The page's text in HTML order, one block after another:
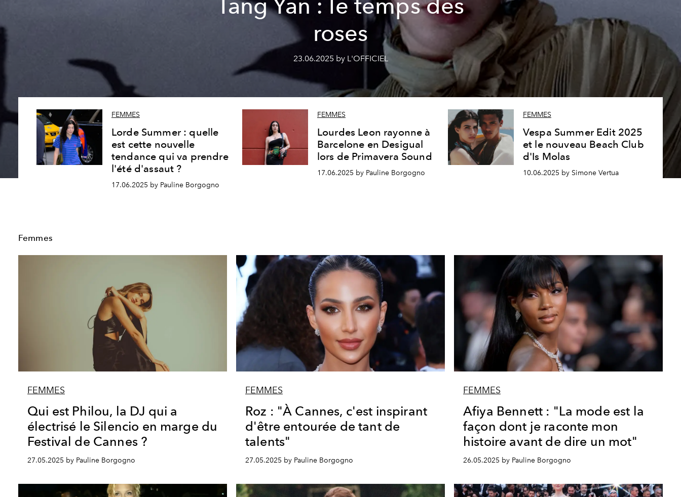
Tang Yan : le temps des
roses
23.06.2025 by L'OFFICIEL
FEMMES
Lorde Summer : quelle
est cette nouvelle
tendance qui va prendre
l'été d'assaut ?
17.06.2025 by Pauline Borgogno
FEMMES
Lourdes Leon rayonne à
Barcelone en Desigual
lors de Primavera Sound
17.06.2025 by Pauline Borgogno
FEMMES
Vespa Summer Edit 2025
et le nouveau Beach Club
d'Is Molas
10.06.2025 by Simone Vertua
Femmes
FEMMES
Qui est Philou, la DJ qui a
électrisé le Silencio en marge du
Festival de Cannes ?
27.05.2025 by Pauline Borgogno
FEMMES
Roz : "À Cannes, c'est inspirant
d'être entourée de tant de
talents"
27.05.2025 by Pauline Borgogno
FEMMES
Afiya Bennett : "La mode est la
façon dont je raconte mon
histoire avant de dire un mot"
26.05.2025 by Pauline Borgogno